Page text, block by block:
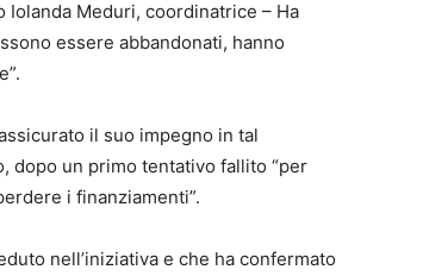
Iolanda Meduri, coordinatrice – Ha
essere abbandonati, hanno
il suo impegno in tal
dopo un primo tentativo fallito “per
i finanziamenti”.
nell’iniziativa e che ha confermato